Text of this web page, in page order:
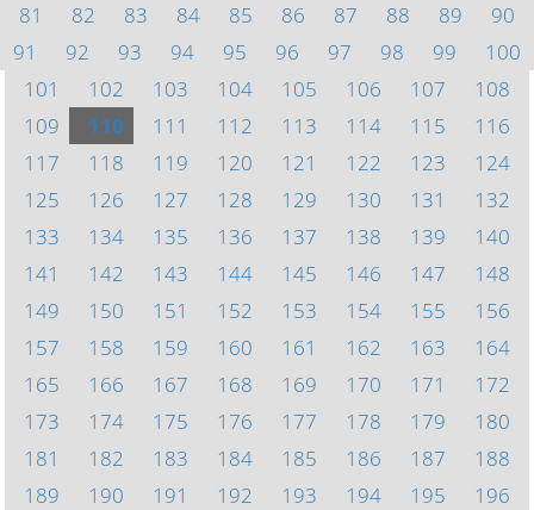
81
82 83 84 85 86 87 88 89
90
91
92 93 94 95 96 97 98 99
100
101
102 103 104 105 106 107
108
109
110 111 112 113 114 115
116
117
118 119 120 121 122 123
124
125
126 127 128 129 130 131
132
133
134 135 136 137 138 139
140
141
142 143 144 145 146 147
148
149
150 151 152 153 154 155
156
157
158 159 160 161 162 163
164
165
166 167 168 169 170 171
172
173
174 175 176 177 178 179
180
181
182 183 184 185 186 187
188
189
190 191 192 193 194 195
196